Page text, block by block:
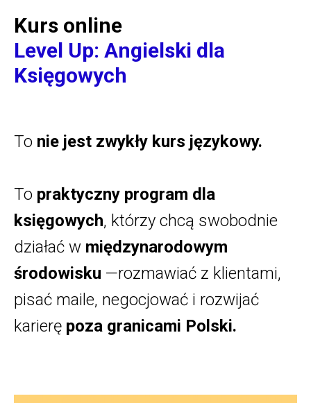
Kurs online
Level Up: Angielski dla
Księgowych
To nie jest zwykły kurs językowy.
To praktyczny program dla
księgowych, którzy chcą swobodnie
działać w międzynarodowym
środowisku —rozmawiać z klientami,
pisać maile, negocjować i rozwijać
karierę poza granicami Polski.